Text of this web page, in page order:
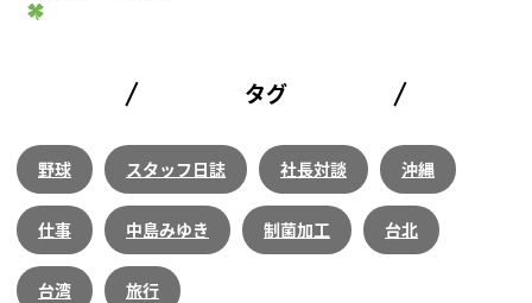
タグ
野球 スタッフ日誌 社長対談 沖縄
仕事 中島みゆき 制菌加工 台北
台湾 旅行